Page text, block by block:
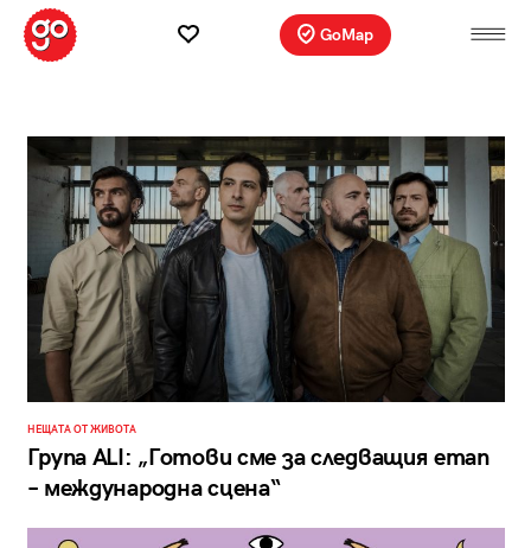
GoMap
НЕЩАТА ОТ ЖИВОТА
Група ALI: „Готови сме за следващия етап
– международна сцена“